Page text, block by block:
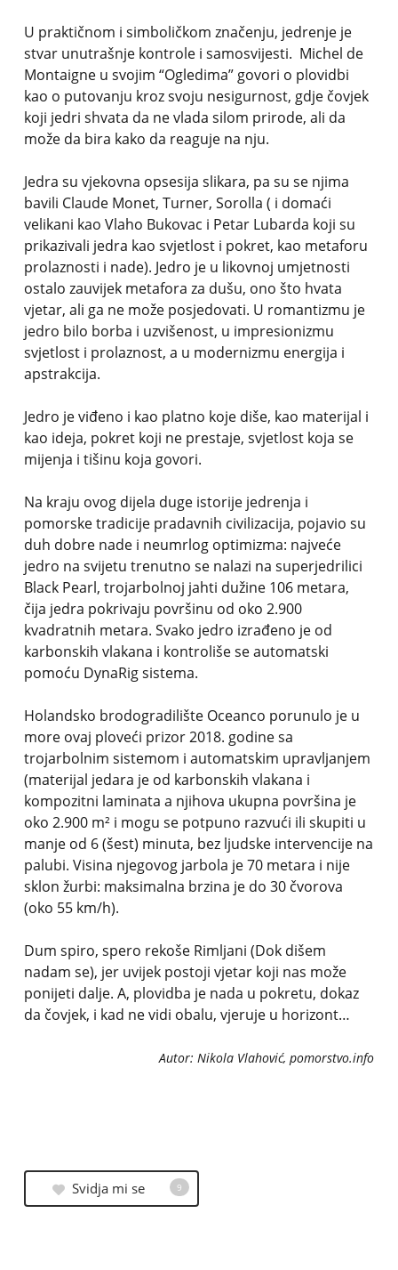
U praktičnom i simboličkom značenju, jedrenje je
stvar unutrašnje kontrole i samosvijesti. Michel de
Montaigne u svojim “Ogledima” govori o plovidbi
kao o putovanju kroz svoju nesigurnost, gdje čovjek
koji jedri shvata da ne vlada silom prirode, ali da
može da bira kako da reaguje na nju.
Jedra su vjekovna opsesija slikara, pa su se njima
bavili Claude Monet, Turner, Sorolla ( i domaći
velikani kao Vlaho Bukovac i Petar Lubarda koji su
prikazivali jedra kao svjetlost i pokret, kao metaforu
prolaznosti i nade). Jedro je u likovnoj umjetnosti
ostalo zauvijek metafora za dušu, ono što hvata
vjetar, ali ga ne može posjedovati. U romantizmu je
jedro bilo borba i uzvišenost, u impresionizmu
svjetlost i prolaznost, a u modernizmu energija i
apstrakcija.
Jedro je viđeno i kao platno koje diše, kao materijal i
kao ideja, pokret koji ne prestaje, svjetlost koja se
mijenja i tišinu koja govori.
Na kraju ovog dijela duge istorije jedrenja i
pomorske tradicije pradavnih civilizacija, pojavio su
duh dobre nade i neumrlog optimizma: najveće
jedro na svijetu trenutno se nalazi na superjedrilici
Black Pearl, trojarbolnoj jahti dužine 106 metara,
čija jedra pokrivaju površinu od oko 2.900
kvadratnih metara. Svako jedro izrađeno je od
karbonskih vlakana i kontroliše se automatski
pomoću DynaRig sistema.
Holandsko brodogradilište Oceanco porunulo je u
more ovaj ploveći prizor 2018. godine sa
trojarbolnim sistemom i automatskim upravljanjem
(materijal jedara je od karbonskih vlakana i
kompozitni laminata a njihova ukupna površina je
oko 2.900 m² i mogu se potpuno razvući ili skupiti u
manje od 6 (šest) minuta, bez ljudske intervencije na
palubi. Visina njegovog jarbola je 70 metara i nije
sklon žurbi: maksimalna brzina je do 30 čvorova
(oko 55 km/h).
Dum spiro, spero rekoše Rimljani (Dok dišem
nadam se), jer uvijek postoji vjetar koji nas može
ponijeti dalje. A, plovidba je nada u pokretu, dokaz
da čovjek, i kad ne vidi obalu, vjeruje u horizont…
Autor: Nikola Vlahović, pomorstvo.info
Svidja mi se 9